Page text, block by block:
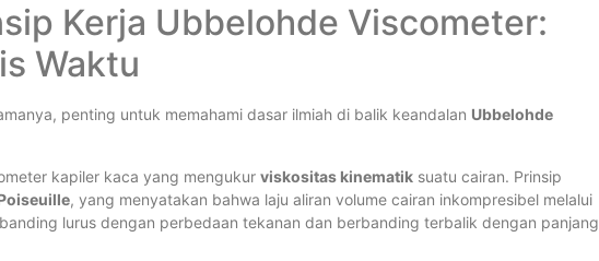
Kerja Ubbelohde Viscometer:
Waktu
penting untuk memahami dasar ilmiah di balik keandalan Ubbelohde
kapiler kaca yang mengukur viskositas kinematik suatu cairan. Prinsip
, yang menyatakan bahwa laju aliran volume cairan inkompresibel melalui
lurus dengan perbedaan tekanan dan berbanding terbalik dengan panjang